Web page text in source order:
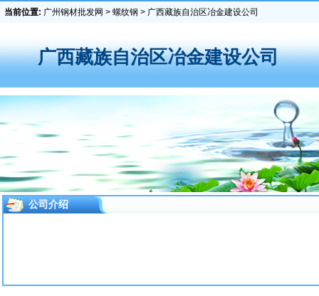
当前位置: 广州钢材批发网 > 螺纹钢 > 广西藏族自治区冶金建设公司
广西藏族自治区冶金建设公司
公司介绍